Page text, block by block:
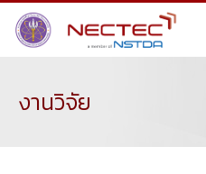
งานวิจัย